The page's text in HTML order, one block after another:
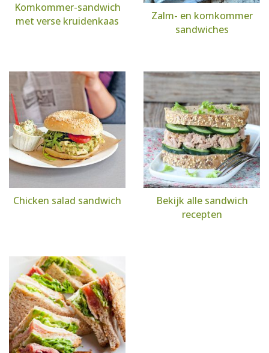
Komkommer-sandwich
met verse kruidenkaas
Zalm- en komkommer
sandwiches
Chicken salad sandwich
Bekijk alle sandwich
recepten